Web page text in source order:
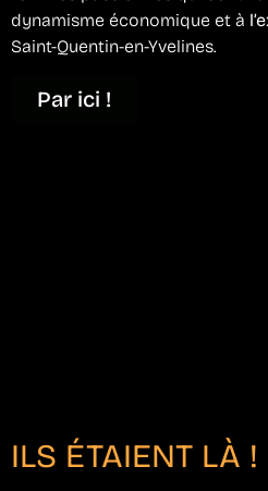
dynamisme économique et à
Saint-Quentin-en-Yvelines.
Par ici !
ILS ÉTAIENT LÀ !